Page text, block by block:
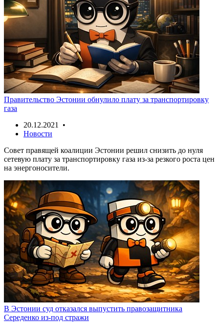
Правительство Эстонии обнулило плату за транспортировку
газа
20.12.2021 •
Новости
Совет правящей коалиции Эстонии решил снизить до нуля
сетевую плату за транспортировку газа из-за резкого роста цен
на энергоносители.
В Эстонии суд отказался выпустить правозащитника
Середенко из-под стражи